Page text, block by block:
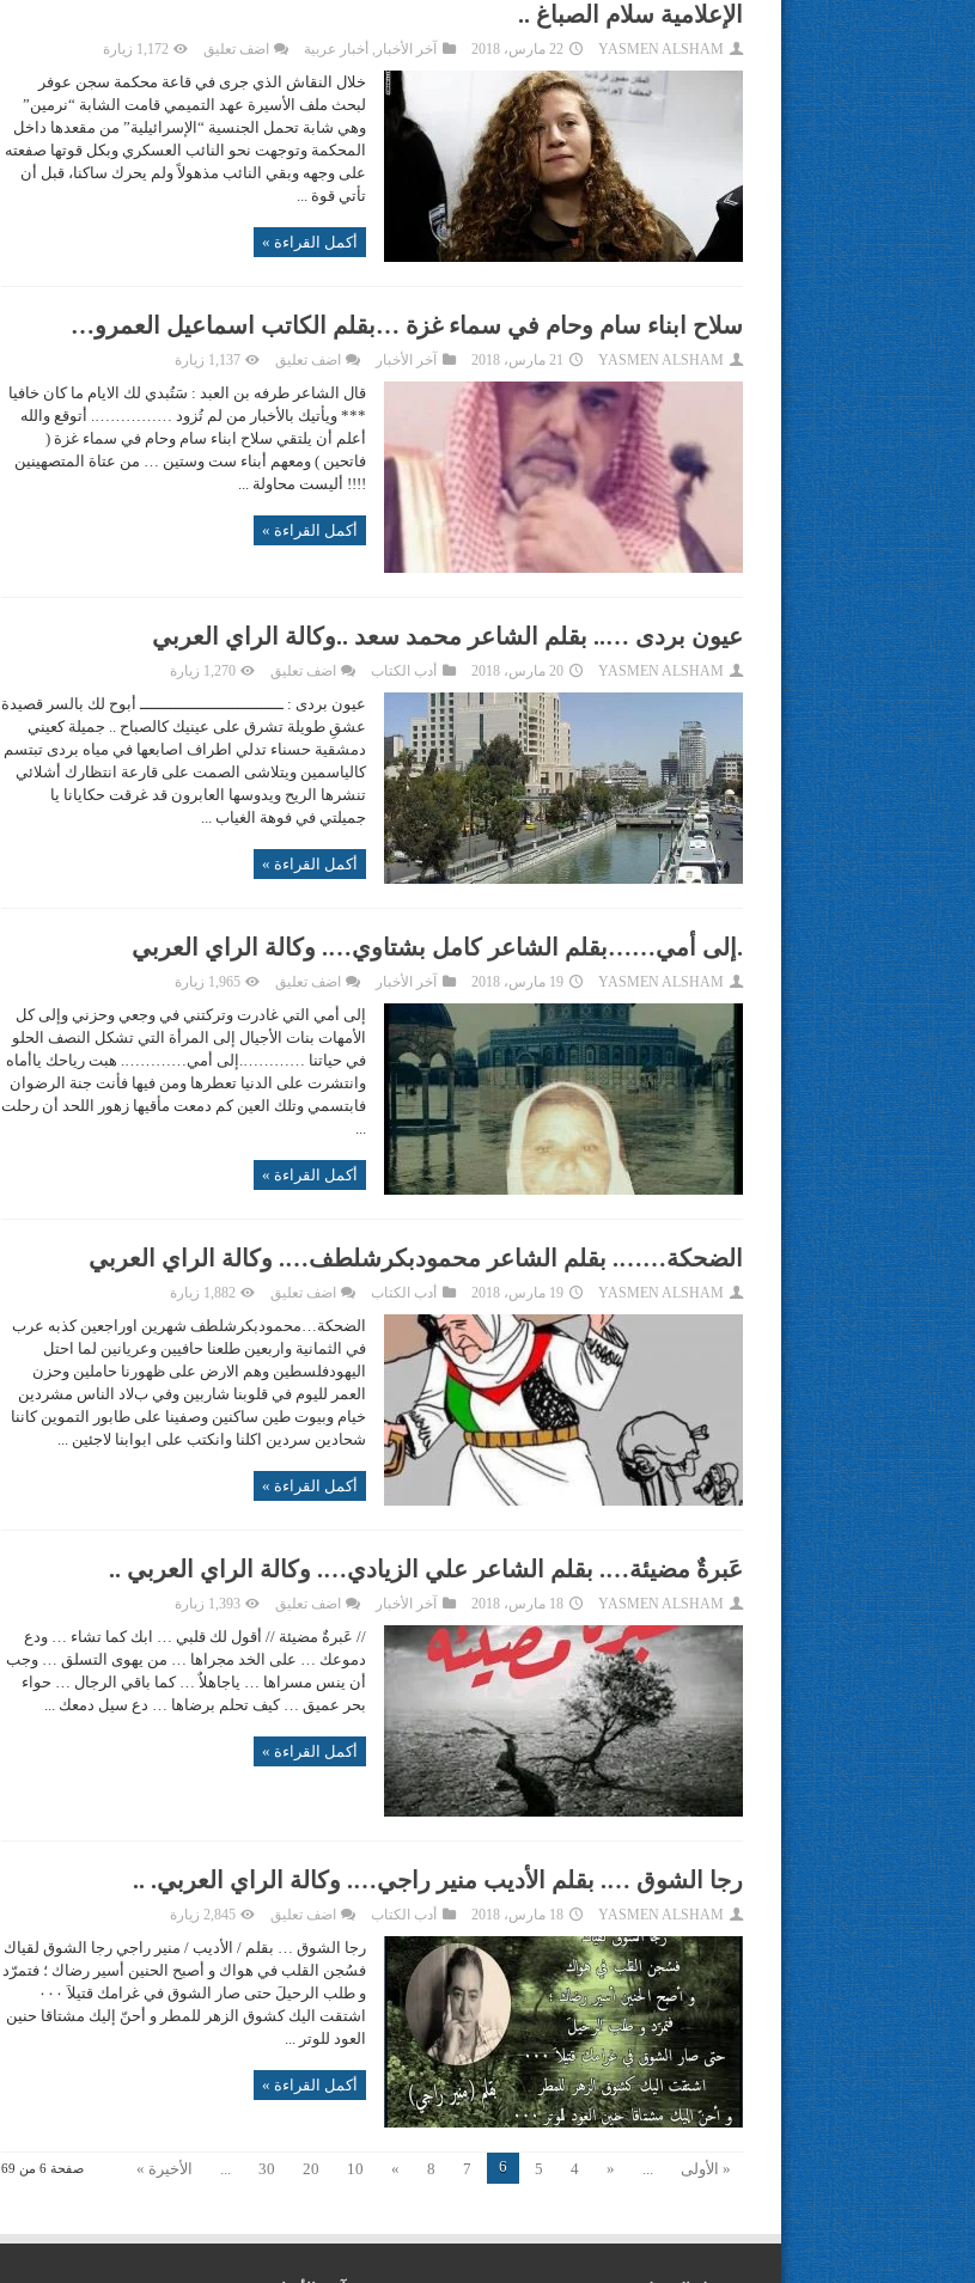
الإعلامية سلام الصباغ ..
YASMEN ALSHAM 22 مارس، 2018 آخر الأخبار , أخبار عربية اضف تعليق 1,172 زيارة
خلال النقاش الذي جرى في قاعة محكمة سجن عوفر
لبحث ملف الأسيرة عهد التميمي قامت الشابة “نرمين”
وهي شابة تحمل الجنسية “الإسرائيلية” من مقعدها داخل
المحكمة وتوجهت نحو النائب العسكري وبكل قوتها صفعته
على وجهه وبقي النائب مذهولاً ولم يحرك ساكنا، قبل أن
تأتي قوة ...
أكمل القراءة »
سلاح ابناء سام وحام في سماء غزة …بقلم الكاتب اسماعيل العمرو…
YASMEN ALSHAM 21 مارس، 2018 آخر الأخبار اضف تعليق 1,137 زيارة
قال الشاعر طرفه بن العبد : سَتُبدي لك الايام ما كان خافيا
*** ويأتيك بالأخبار من لم تُزود ……………. أتوقع والله
أعلم أن يلتقي سلاح ابناء سام وحام في سماء غزة (
فاتحين ) ومعهم أبناء ست وستين … من عتاة المتصهينين
!!!! أليست محاولة ...
أكمل القراءة »
عيون بردى ….. بقلم الشاعر محمد سعد ..وكالة الراي العربي
YASMEN ALSHAM 20 مارس، 2018 أدب الكتاب اضف تعليق 1,270 زيارة
عيون بردى : ــــــــــــــــــــــــــــــ أبوح لك بالسر قصيدة
عشقِ طويلة تشرق على عينيك كالصباح .. جميلة كعيني
دمشقية حسناء تدلي اطراف اصابعها في مياه بردى تبتسم
كالياسمين ويتلاشى الصمت على قارعة انتظارك أشلائي
تنشرها الريح ويدوسها العابرون قد غرقت حكايانا يا
جميلتي في فوهة الغياب ...
أكمل القراءة »
.إلى أمي……بقلم الشاعر كامل بشتاوي…. وكالة الراي العربي
YASMEN ALSHAM 19 مارس، 2018 آخر الأخبار اضف تعليق 1,965 زيارة
إلى أمي التي غادرت وتركتني في وجعي وحزني وإلى كل
الأمهات بنات الأجيال إلى المرأة التي تشكل النصف الحلو
في حياتنا ………….إلى أمي…………. هبت رياحك ياأماه
وانتشرت على الدنيا تعطرها ومن فيها فأنت جنة الرضوان
فابتسمي وتلك العين كم دمعت مأقيها زهور اللحد أن رحلت
...
أكمل القراءة »
الضحكة……. بقلم الشاعر محمودبكرشلطف…. وكالة الراي العربي
YASMEN ALSHAM 19 مارس، 2018 أدب الكتاب اضف تعليق 1,882 زيارة
الضحكة…محمودبكرشلطف شهرين اوراجعين كذبه عرب
في الثمانية واربعين طلعنا حافيين وعريانين لما احتل
اليهودفلسطين وهم اﻻرض على ظهورنا حاملين وحزن
العمر لليوم في قلوبنا شاربين وفي بﻻد الناس مشردين
خيام وبيوت طين ساكنين وصفينا على طابور التموين كاننا
شحادين سردين اكلنا وانكتب على ابوابنا ﻻجئين ...
أكمل القراءة »
عَبرةٌ مضيئة…. بقلم الشاعر علي الزيادي…. وكالة الراي العربي ..
YASMEN ALSHAM 18 مارس، 2018 آخر الأخبار اضف تعليق 1,393 زيارة
// عَبرةٌ مضيئة // أقول لك قلبي … ابك كما تشاء … ودع
دموعك … على الخد مجراها … من يهوى التسلق … وجب
أن ينس مسراها … ياجاهلاٌ … كما باقي الرجال … حواء
بحر عميق … كيف تحلم برضاها … دع سيل دمعك ...
أكمل القراءة »
رجا الشوق …. بقلم الأديب منير راجي…. وكالة الراي العربي. ..
YASMEN ALSHAM 18 مارس، 2018 أدب الكتاب اضف تعليق 2,845 زيارة
رجا الشوق … بقلم / الأديب / منير راجي رجا الشوق لقياك
فسُجن القلب في هواك و أصبح الحنين أسير رضاك ؛ فتمرّد
و طلب الرحيلَ حتى صار الشوق في غرامك قتيلاَ ٠٠٠
اشتقت اليك كشوق الزهر للمطر و أحنّ إليك مشتاقا حنين
العود للوتر ...
أكمل القراءة »
صفحة 6 من 69 « الأولى ...
«
4
5
6
7
8
»
10
20
30
... الأخيرة »